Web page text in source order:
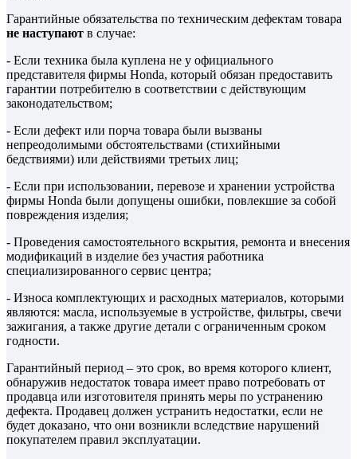
Гарантийные обязательства по техническим дефектам товара
не наступают в случае:
- Если техника была куплена не у официального
представителя фирмы Honda, который обязан предоставить
гарантии потребителю в соответствии с действующим
законодательством;
- Если дефект или порча товара были вызваны
непреодолимыми обстоятельствами (стихийными
бедствиями) или действиями третьих лиц;
- Если при использовании, перевозе и хранении устройства
фирмы Honda были допущены ошибки, повлекшие за собой
повреждения изделия;
- Проведения самостоятельного вскрытия, ремонта и внесения
модификаций в изделие без участия работника
специализированного сервис центра;
- Износа комплектующих и расходных материалов, которыми
являются: масла, используемые в устройстве, фильтры, свечи
зажигания, а также другие детали с ограниченным сроком
годности.
Гарантийный период – это срок, во время которого клиент,
обнаружив недостаток товара имеет право потребовать от
продавца или изготовителя принять меры по устранению
дефекта. Продавец должен устранить недостатки, если не
будет доказано, что они возникли вследствие нарушений
покупателем правил эксплуатации.